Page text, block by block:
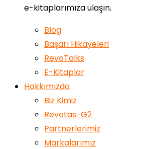
e-kitaplarımıza ulaşın.
Blog
Başarı Hikayeleri
RevoTalks
E-Kitaplar
Hakkımızda
Biz Kimiz
Revotas-G2
Partnerlerimiz
Markalarımız